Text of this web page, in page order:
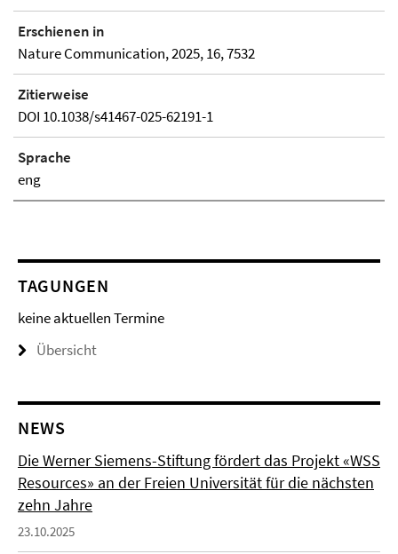
Erschienen in
Nature Communication, 2025, 16, 7532
Zitierweise
DOI 10.1038/s41467-025-62191-1
Sprache
eng
TAGUNGEN
keine aktuellen Termine
Übersicht
NEWS
Die Werner Siemens-Stiftung fördert das Projekt «WSS
Resources» an der Freien Universität für die nächsten
zehn Jahre
23.10.2025